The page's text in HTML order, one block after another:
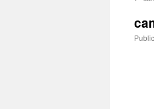
contenido